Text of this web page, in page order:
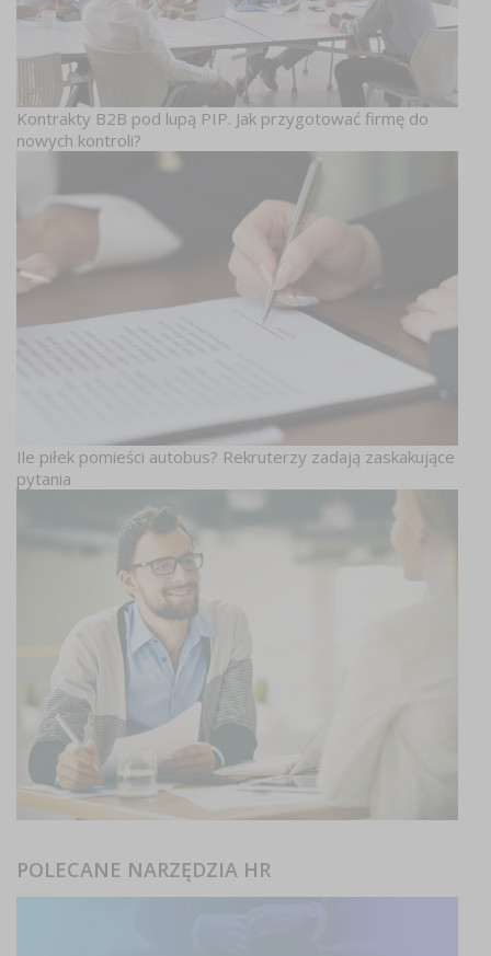
Kontrakty B2B pod lupą PIP. Jak przygotować firmę do
nowych kontroli?
Ile piłek pomieści autobus? Rekruterzy zadają zaskakujące
pytania
POLECANE NARZĘDZIA HR